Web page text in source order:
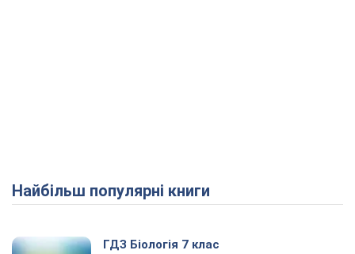
Найбільш популярні книги
ГДЗ Біологія 7 клас